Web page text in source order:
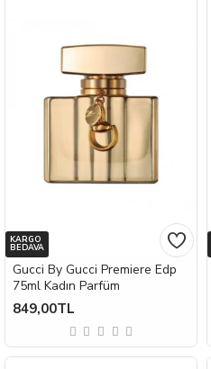
KARGO
BEDAVA
Gucci By Gucci Premiere Edp
75ml Kadın Parfüm
849,00TL